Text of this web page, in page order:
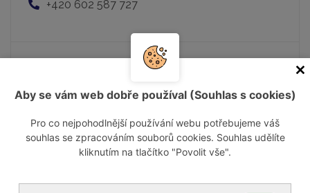
+420 602 587 727
Jednatel společnosti - vedoucí obchodu
matej.nemcok@ynna.cz
+421 903 237 322
Aby se vám web dobře používal (Souhlas s cookies)
Pro co nejpohodlnější používání webu potřebujeme váš
souhlas se zpracováním souborů cookies. Souhlas udělíte
kliknutím na tlačítko "Povolit vše".